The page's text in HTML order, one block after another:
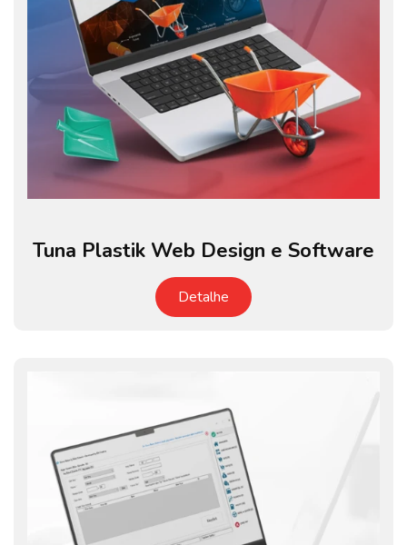
Tuna Plastik Web Design e Software
Detalhe